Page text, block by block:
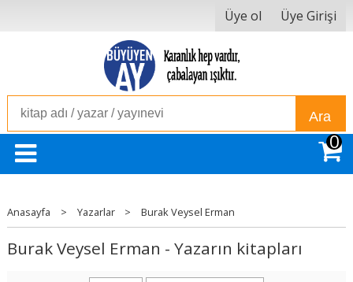
Üye ol Üye Girişi
Ara
0
Anasayfa > Yazarlar > Burak Veysel Erman
Burak Veysel Erman - Yazarın kitapları